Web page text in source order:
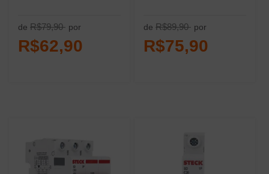
de R$79,90 por
R$62,90
de R$89,90 por
R$75,90